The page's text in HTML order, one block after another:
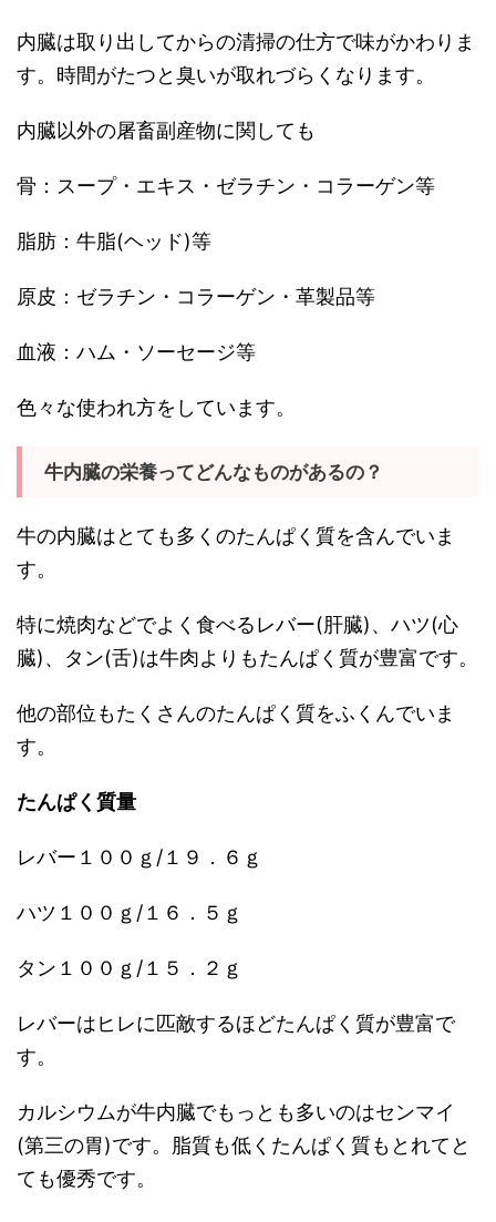
内臓は取り出してからの清掃の仕方で味がかわりま
す。時間がたつと臭いが取れづらくなります。
内臓以外の屠畜副産物に関しても
骨：スープ・エキス・ゼラチン・コラーゲン等
脂肪：牛脂(ヘッド)等
原皮：ゼラチン・コラーゲン・革製品等
血液：ハム・ソーセージ等
色々な使われ方をしています。
牛内臓の栄養ってどんなものがあるの？
牛の内臓はとても多くのたんぱく質を含んでいま
す。
特に焼肉などでよく食べるレバー(肝臓)、ハツ(心
臓)、タン(舌)は牛肉よりもたんぱく質が豊富です。
他の部位もたくさんのたんぱく質をふくんでいま
す。
たんぱく質量
レバー１００ｇ/１９．６ｇ
ハツ１００ｇ/１６．５ｇ
タン１００ｇ/１５．２ｇ
レバーはヒレに匹敵するほどたんぱく質が豊富で
す。
カルシウムが牛内臓でもっとも多いのはセンマイ
(第三の胃)です。脂質も低くたんぱく質もとれてと
ても優秀です。